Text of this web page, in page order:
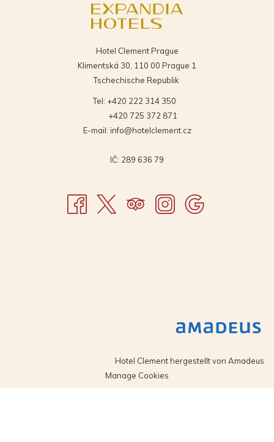
Hotel Clement Prague
Klimentská 30, 110 00 Prague 1
Tschechische Republik
Tel: +420 222 314 350
+420 725 372 871
E-mail: info@hotelclement.cz
IČ: 289 636 79
Hotel Clement hergestellt von Amadeus
Manage Cookies